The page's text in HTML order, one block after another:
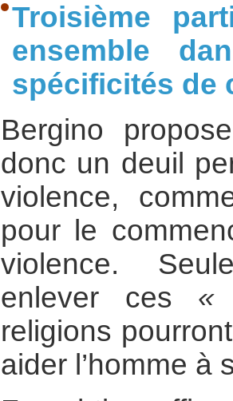
Troisième
ensemble
spécificités de
Bergino
donc un deuil
violence,
pour le
violence.
enlever ces «
religions
aider l’homme à